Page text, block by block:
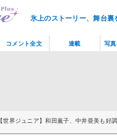
氷上のストーリー、舞台
【世界ジュニア】和田薫子、中井亜美も
コメント全文 連載 写